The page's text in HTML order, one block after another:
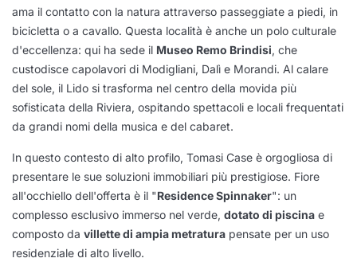
ama il contatto con la natura attraverso passeggiate a piedi, in
bicicletta o a cavallo. Questa località è anche un polo culturale
d'eccellenza: qui ha sede il Museo Remo Brindisi, che
custodisce capolavori di Modigliani, Dalì e Morandi. Al calare
del sole, il Lido si trasforma nel centro della movida più
sofisticata della Riviera, ospitando spettacoli e locali frequentati
da grandi nomi della musica e del cabaret.
In questo contesto di alto profilo, Tomasi Case è orgogliosa di
presentare le sue soluzioni immobiliari più prestigiose. Fiore
all'occhiello dell'offerta è il "Residence Spinnaker": un
complesso esclusivo immerso nel verde, dotato di piscina e
composto da villette di ampia metratura pensate per un uso
residenziale di alto livello.